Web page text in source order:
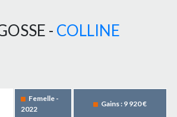
- COLLINE
Femelle -
2022
Gains : 9 920 €